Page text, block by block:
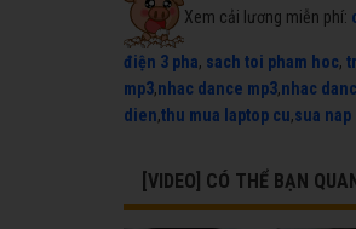
Xem cải lương miễn phí:
điện 3 pha, sach toi pham hoc,
mp3,nhac dance mp3,nhac
dien,thu mua laptop cu,sua
[VIDEO] CÓ THỂ BẠN